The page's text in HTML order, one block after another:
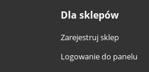
Dla sklepów
Zarejestruj sklep
Logowanie do panelu